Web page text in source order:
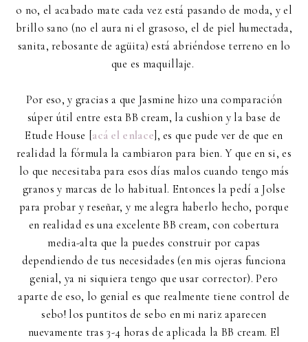
o no, el acabado mate cada vez está pasando de moda, y el
brillo sano (no el aura ni el grasoso, el de piel humectada,
sanita, rebosante de agüita) está abriéndose terreno en lo
que es maquillaje.
Por eso, y gracias a que Jasmine hizo una comparación
súper útil entre esta BB cream, la cushion y la base de
Etude House [acá el enlace], es que pude ver de que en
realidad la fórmula la cambiaron para bien. Y que en si, es
lo que necesitaba para esos días malos cuando tengo más
granos y marcas de lo habitual. Entonces la pedí a Jolse
para probar y reseñar, y me alegra haberlo hecho, porque
en realidad es una excelente BB cream, con cobertura
media-alta que la puedes construir por capas
dependiendo de tus necesidades (en mis ojeras funciona
genial, ya ni siquiera tengo que usar corrector). Pero
aparte de eso, lo genial es que realmente tiene control de
sebo! los puntitos de sebo en mi nariz aparecen
nuevamente tras 3-4 horas de aplicada la BB cream. El